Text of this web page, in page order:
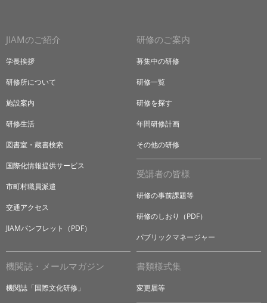
JIAMのご紹介
学長挨拶
研修所について
施設案内
研修生活
図書室・蔵書検索
国際化情報提供サービス
市町村職員派遣
交通アクセス
JIAMパンフレット（PDF）
研修のご案内
募集中の研修
研修一覧
研修を探す
年間研修計画
その他の研修
受講者の皆様
研修の事前課題等
研修のしおり（PDF）
パブリックマネージャー
機関誌・メールマガジン
機関誌「国際文化研修」
書類様式集
変更届等